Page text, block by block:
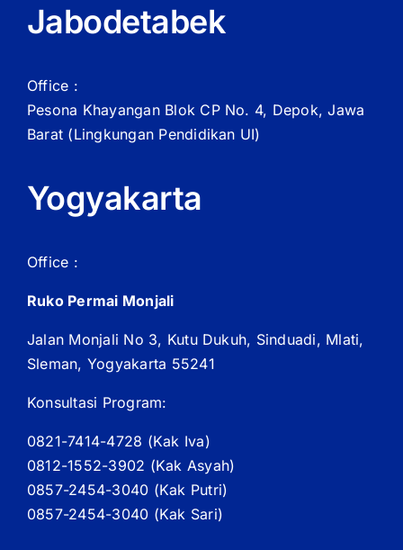
Jabodetabek
Office :
Pesona Khayangan Blok CP No. 4, Depok, Jawa
Barat (Lingkungan Pendidikan UI)
Yogyakarta
Office :
Ruko Permai Monjali
Jalan Monjali No 3, Kutu Dukuh, Sinduadi, Mlati,
Sleman, Yogyakarta 55241
Konsultasi Program:
0821-7414-4728 (Kak Iva)
0812-1552-3902 (Kak Asyah)
0857-2454-3040 (Kak Putri)
0857-2454-3040 (Kak Sari)